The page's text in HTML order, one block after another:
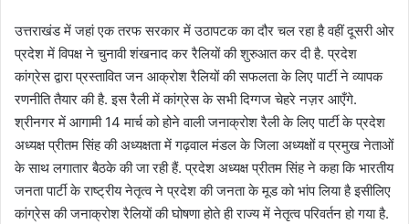
a
n
e
m
उत्तराखंड में जहां एक तरफ सरकार में उठापटक का दौर चल रहा है वहीं दूसरी ओर
प्रदेश में विपक्ष ने चुनावी शंखनाद कर रैलियों की शुरुआत कर दी है. प्रदेश
कांग्रेस द्वारा प्रस्तावित जन आक्रोश रैलियों की सफलता के लिए पार्टी ने व्यापक
रणनीति तैयार की है. इस रैली में कांग्रेस के सभी दिग्गज चेहरे नज़र आएँगे.
श्रीनगर में आगामी 14 मार्च को होने वाली जनाक्रोश रैली के लिए पार्टी के प्रदेश
अध्यक्ष प्रीतम सिंह की अध्यक्षता में गढ़वाल मंडल के जिला अध्यक्षों व प्रमुख नेताओं
के साथ लगातार बैठके की जा रही हैं. प्रदेश अध्यक्ष प्रीतम सिंह ने कहा कि भारतीय
जनता पार्टी के राष्ट्रीय नेतृत्व ने प्रदेश की जनता के मूड को भांप लिया है इसीलिए
कांग्रेस की जनाक्रोश रैलियों की घोषणा होते ही राज्य में नेतृत्व परिवर्तन हो गया है.